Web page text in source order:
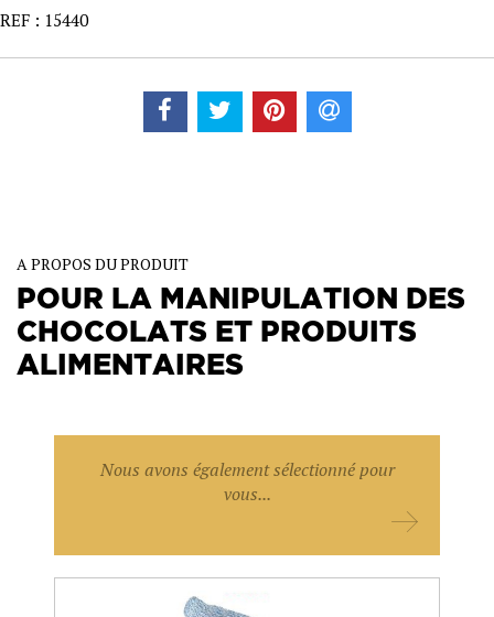
REF : 15440
A PROPOS DU PRODUIT
POUR LA MANIPULATION DES
CHOCOLATS ET PRODUITS
ALIMENTAIRES
Nous avons également sélectionné pour
vous...